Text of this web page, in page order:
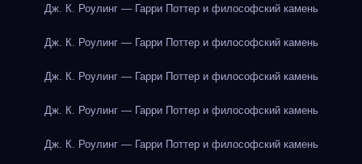
Дж. К. Роулинг — Гарри Поттер и философский камень
Дж. К. Роулинг — Гарри Поттер и философский камень
Дж. К. Роулинг — Гарри Поттер и философский камень
Дж. К. Роулинг — Гарри Поттер и философский камень
Дж. К. Роулинг — Гарри Поттер и философский камень